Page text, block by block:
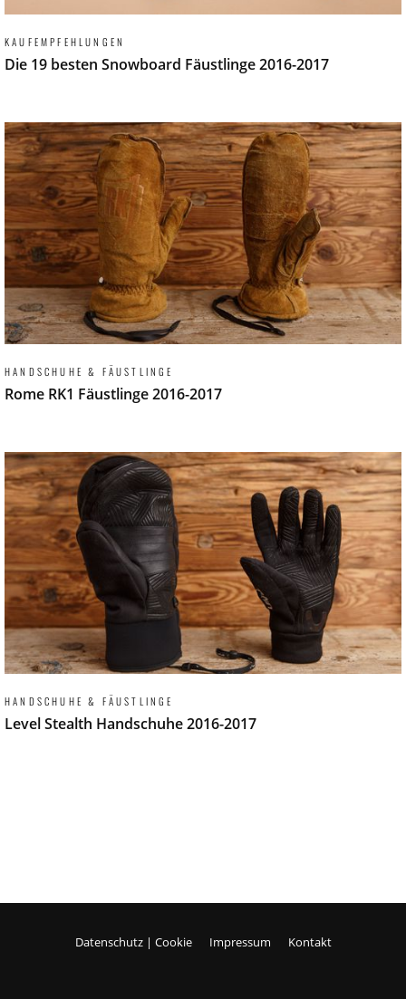
KAUFEMPFEHLUNGEN
Die 19 besten Snowboard Fäustlinge 2016-2017
HANDSCHUHE & FÄUSTLINGE
Rome RK1 Fäustlinge 2016-2017
HANDSCHUHE & FÄUSTLINGE
Level Stealth Handschuhe 2016-2017
Datenschutz | Cookie Impressum Kontakt